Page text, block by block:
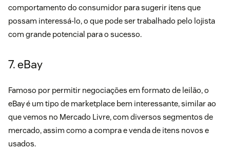
comportamento do consumidor para sugerir itens que
possam interessá-lo, o que pode ser trabalhado pelo lojista
com grande potencial para o sucesso.
7. eBay
Famoso por permitir negociações em formato de leilão, o
eBay é um tipo de marketplace bem interessante, similar ao
que vemos no Mercado Livre, com diversos segmentos de
mercado, assim como a compra e venda de itens novos e
usados.